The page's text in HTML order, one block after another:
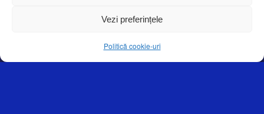
Vezi preferințele
Politică cookie-uri
CHARACTERISTICS
Machine built in stainless steel.